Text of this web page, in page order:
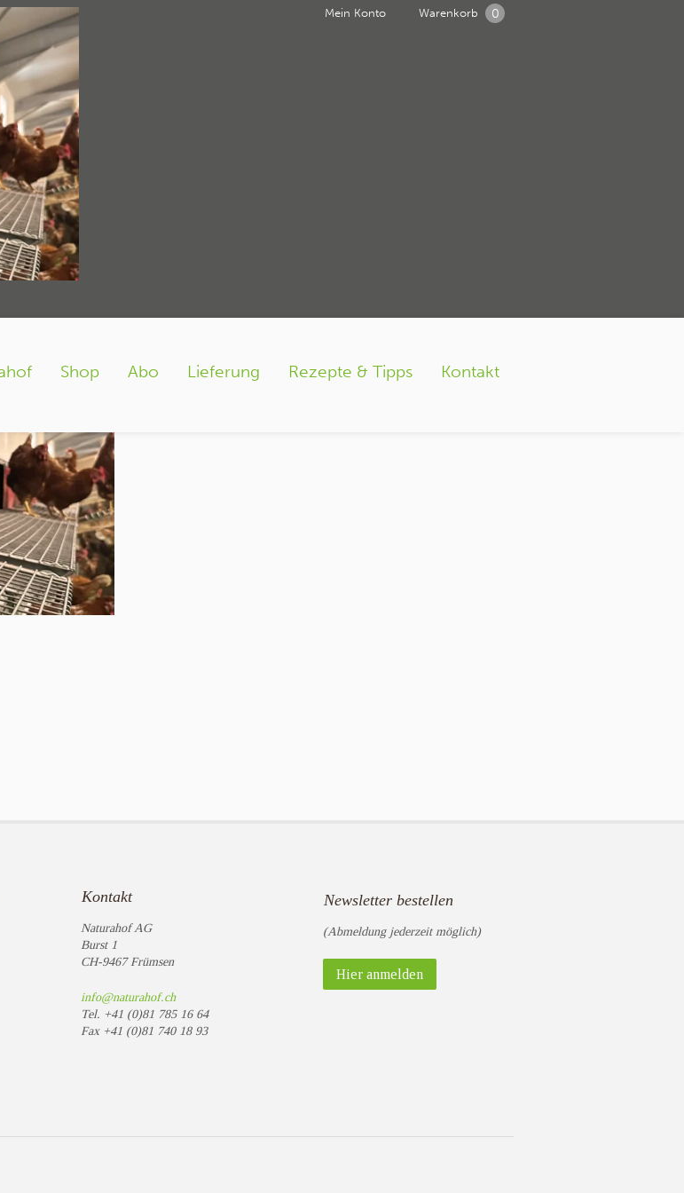
Mein Konto Warenkorb 0
Shop Abo Lieferung Rezepte & Tipps Kontakt
Kontakt
Naturahof AG
Burst 1
CH-9467 Frümsen
info@naturahof.ch
Tel. +41 (0)81 785 16 64
Fax +41 (0)81 740 18 93
Newsletter bestellen
(Abmeldung jederzeit möglich)
Hier anmelden